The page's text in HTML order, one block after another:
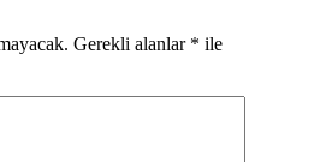
Gerekli alanlar * ile